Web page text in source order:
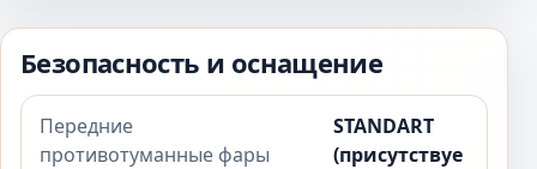
Безопасность и оснащение
Передние
противотуманные фары
STANDART
(присутствуе